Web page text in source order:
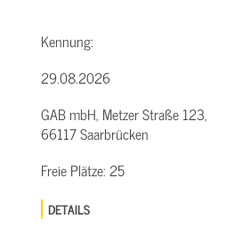
Kennung:
29.08.2026
GAB mbH, Metzer Straße 123,
66117 Saarbrücken
Freie Plätze:25
DETAILS